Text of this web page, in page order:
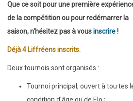
Liffré
Que ce soit pour une première
de la compétition ou pour redémarrer la
saison, n'hésitez pas à vousinscrire!
Déjà 4 Liffréens inscrits.
Deux tournois sont organisés :
Tournoi principal, ouvert à tou·tes